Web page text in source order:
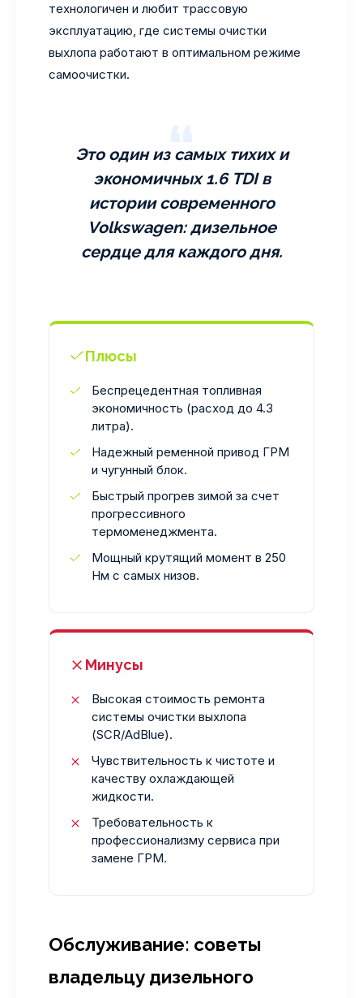
технологичен и любит трассовую
эксплуатацию, где системы очистки
выхлопа работают в оптимальном режиме
самоочистки.
Это один из самых тихих и
экономичных 1.6 TDI в
истории современного
Volkswagen: дизельное
сердце для каждого дня.
Плюсы
Беспрецедентная топливная
экономичность (расход до 4.3
литра).
Надежный ременной привод ГРМ
и чугунный блок.
Быстрый прогрев зимой за счет
прогрессивного
термоменеджмента.
Мощный крутящий момент в 250
Нм с самых низов.
Минусы
Высокая стоимость ремонта
системы очистки выхлопа
(SCR/AdBlue).
Чувствительность к чистоте и
качеству охлаждающей
жидкости.
Требовательность к
профессионализму сервиса при
замене ГРМ.
Обслуживание: советы
владельцу дизельного